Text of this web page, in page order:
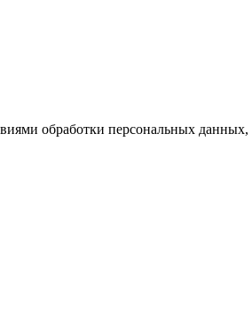
обработки персональных